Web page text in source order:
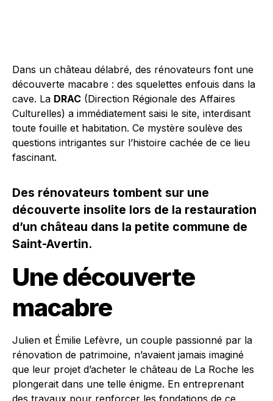
Dans un château délabré, des rénovateurs font une
découverte macabre : des squelettes enfouis dans la
cave. La DRAC (Direction Régionale des Affaires
Culturelles) a immédiatement saisi le site, interdisant
toute fouille et habitation. Ce mystère soulève des
questions intrigantes sur l’histoire cachée de ce lieu
fascinant.
Des rénovateurs tombent sur une
découverte insolite lors de la restauration
d’un château dans la petite commune de
Saint-Avertin.
Une découverte
macabre
Julien et Émilie Lefèvre, un couple passionné par la
rénovation de patrimoine, n’avaient jamais imaginé
que leur projet d’acheter le château de La Roche les
plongerait dans une telle énigme. En entreprenant
des travaux pour renforcer les fondations de ce